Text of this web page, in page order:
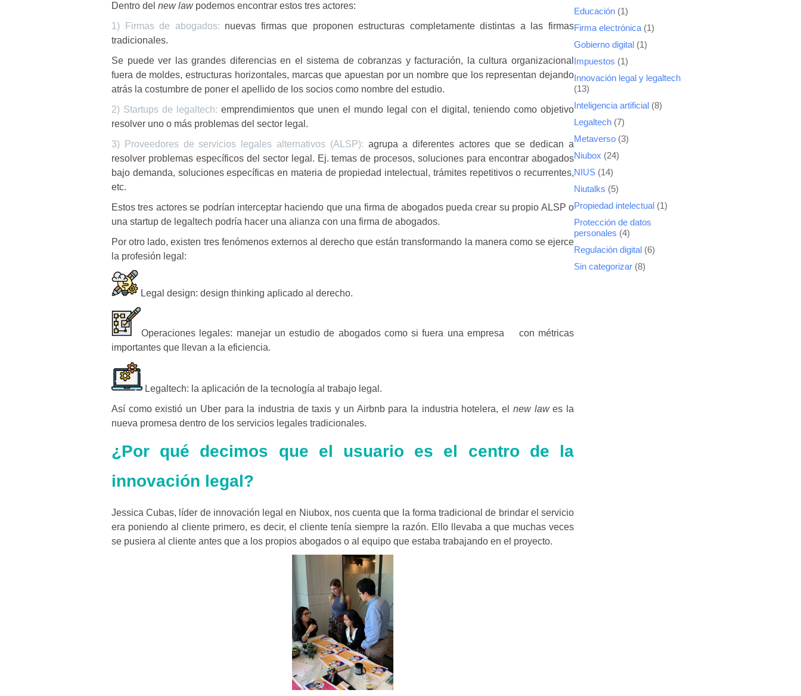
Dentro del new lawpodemos encontrar estos tres actores:
1) Firmas de abogados: nuevas firmas que proponen estructuras completamente distintas a las firmas
tradicionales.
Se puede ver las grandes diferencias en el sistema de cobranzas y facturación, la cultura organizacional
fuera de moldes, estructuras horizontales, marcas que apuestan por un nombre que los representan dejando
atrás la costumbre de poner el apellido de los socios como nombre del estudio.
2) Startups de legaltech: emprendimientos que unen el mundo legal con el digital, teniendo como objetivo
resolver uno o más problemas del sector legal.
3) Proveedores de servicios legales alternativos (ALSP): agrupa a diferentes actores que se dedican a
resolver problemas específicos del sector legal. Ej. temas de procesos, soluciones para encontrar abogados
bajo demanda, soluciones específicas en materia de propiedad intelectual, trámites repetitivos o recurrentes,
etc.
Estos tres actores se podrían interceptar haciendo que una firma de abogados pueda crear su propio ALSP o
una startup de legaltech podría hacer una alianza con una firma de abogados.
Por otro lado, existen tres fenómenos externos al derecho que están transformando la manera como se ejerce
la profesión legal:
Legal design: design thinking aplicado al derecho.
Operaciones legales: manejar un estudio de abogados como si fuera una empresa con métricas
importantes que llevan a la eficiencia.
Legaltech: la aplicación de la tecnología al trabajo legal.
Así como existió un Uber para la industria de taxis y un Airbnb para la industria hotelera, el new lawes la
nueva promesa dentro de los servicios legales tradicionales.
¿Por qué decimos que el usuario es el centro de la
innovación legal?
Jessica Cubas, líder de innovación legal en Niubox, nos cuenta que la forma tradicional de brindar el servicio
era poniendo al cliente primero, es decir, el cliente tenía siempre la razón. Ello llevaba a que muchas veces
se pusiera al cliente antes que a los propios abogados o al equipo que estaba trabajando en el proyecto.
Educación (1)
Firma electrónica (1)
Gobierno digital (1)
Impuestos (1)
Innovación legal y legaltech
(13)
Inteligencia artificial (8)
Legaltech (7)
Metaverso (3)
Niubox (24)
NIUS (14)
Niutalks (5)
Propiedad intelectual (1)
Protección de datos
personales (4)
Regulación digital (6)
Sin categorizar (8)